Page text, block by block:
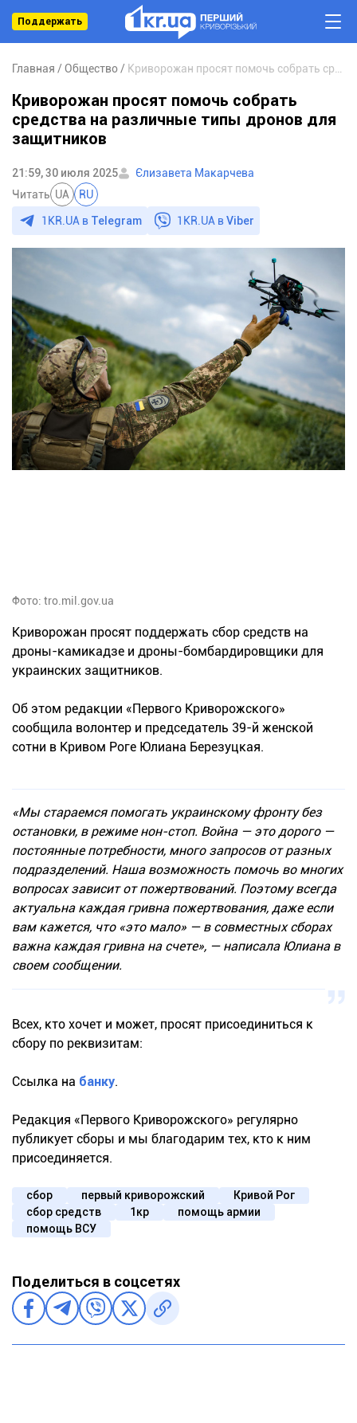
Поддержать
Главная Общество
Криворожан просят помочь собрать
средства на различные типы дронов для
защитников
21:59, 30 июля 2025
Єлизавета Макарчева
Читать UA RU
1KR.UA в Telegram 1KR.UA вViber
Фото: tro.mil.gov.ua
Криворожан просят поддержать сбор средств на
дроны-камикадзе и дроны-бомбардировщики для
украинских защитников.
Об этом редакции «Первого Криворожского»
сообщила волонтер и председатель 39-й женской
сотни в Кривом Роге Юлиана Березуцкая.
«Мы стараемся помогать украинскому фронту без
остановки, в режиме нон-стоп. Война — это дорого —
постоянные потребности, много запросов от разных
подразделений. Наша возможность помочь во многих
вопросах зависит от пожертвований. Поэтому всегда
актуальна каждая гривна пожертвования, даже если
вам кажется, что «это мало» — в совместных сборах
важна каждая гривна на счете», — написала Юлиана в
своем сообщении.
Всех, кто хочет и может, просят присоединиться к
сбору по реквизитам:
Ссылка на банку.
Редакция «Первого Криворожского» регулярно
публикует сборы и мы благодарим тех, кто к ним
присоединяется.
сбор первый криворожский
Кривой Рог
сбор средств
1кр
помощь армии
помощь ВСУ
Поделиться в соцсетях